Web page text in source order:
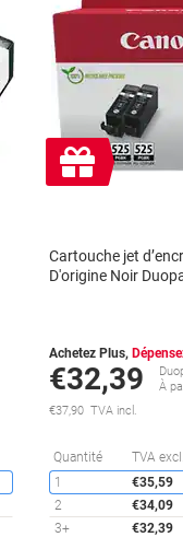
Économies
Cadeau
gratuit
Cartouche jet
D'origine Noir
Achetez Plus,
€32,39
À
€37,90 TVA incl.
Quantité TVA excl.
1
€35,59
2
€34,09
3+
€32,39